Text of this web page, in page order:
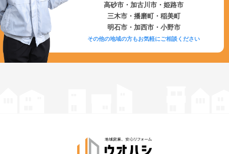
高砂市・加古川市・姫路市
三木市・播磨町・稲美町
明石市・加西市・小野市
その他の地域の方もお気軽にご相談ください